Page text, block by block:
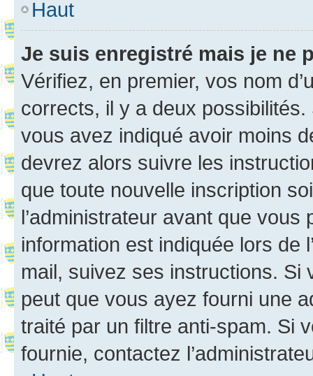
Haut
Je suis enregistré mais je ne
Vérifiez, en premier, vos nom
corrects, il y a deux
vous avez indiqué avoir moins
devrez alors suivre les
que toute nouvelle inscription
l’administrateur avant que
information est indiquée lors de
mail, suivez ses instructions. Si
peut que vous ayez fourni une
traité par un filtre anti-spam. Si
fournie, contactez